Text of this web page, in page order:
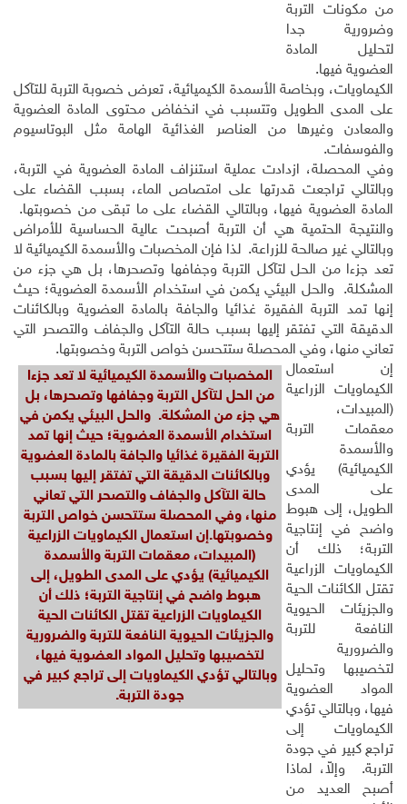
من مكونات التربة
وضرورية جدا
لتحليل المادة
العضوية فيها.
الكيماويات، وبخاصة الأسمدة الكيميائية، تعرض خصوبة التربة للتآكل
على المدى الطويل وتتسبب في انخفاض محتوى المادة العضوية
والمعادن وغيرها من العناصر الغذائية الهامة مثل البوتاسيوم
والفوسفات.
وفي المحصلة، ازدادت عملية استنزاف المادة العضوية في التربة،
وبالتالي تراجعت قدرتها على امتصاص الماء، بسبب القضاء على
المادة العضوية فيها، وبالتالي القضاء على ما تبقى من خصوبتها.
والنتيجة الحتمية هي أن التربة أصبحت عالية الحساسية للأمراض
وبالتالي غير صالحة للزراعة. لذا فإن المخصبات والأسمدة الكيميائية لا
تعد جزءا من الحل لتآكل التربة وجفافها وتصحرها، بل هي جزء من
المشكلة. والحل البيئي يكمن في استخدام الأسمدة العضوية؛ حيث
إنها تمد التربة الفقيرة غذائيا والجافة بالمادة العضوية وبالكائنات
الدقيقة التي تفتقر إليها بسبب حالة التآكل والجفاف والتصحر التي
تعاني منها، وفي المحصلة ستتحسن خواص التربة وخصوبتها.
المخصبات والأسمدة الكيميائية لا تعد جزءا
من الحل لتآكل التربة وجفافها وتصحرها، بل
هي جزء من المشكلة. والحل البيئي يكمن في
استخدام الأسمدة العضوية؛ حيث إنها تمد
التربة الفقيرة غذائيا والجافة بالمادة العضوية
وبالكائنات الدقيقة التي تفتقر إليها بسبب
حالة التآكل والجفاف والتصحر التي تعاني
منها، وفي المحصلة ستتحسن خواص التربة
وخصوبتها.إن استعمال الكيماويات الزراعية
(المبيدات، معقمات التربة والأسمدة
الكيميائية) يؤدي على المدى الطويل، إلى
هبوط واضح في إنتاجية التربة؛ ذلك أن
الكيماويات الزراعية تقتل الكائنات الحية
والجزيئات الحيوية النافعة للتربة والضرورية
لتخصيبها وتحليل المواد العضوية فيها،
وبالتالي تؤدي الكيماويات إلى تراجع كبير في
جودة التربة.
إن استعمال
الكيماويات الزراعية
(المبيدات،
معقمات التربة
والأسمدة
الكيميائية) يؤدي
على المدى
الطويل، إلى هبوط
واضح في إنتاجية
التربة؛ ذلك أن
الكيماويات الزراعية
تقتل الكائنات الحية
والجزيئات الحيوية
النافعة للتربة
والضرورية
لتخصيبها وتحليل
المواد العضوية
فيها، وبالتالي تؤدي
الكيماويات إلى
تراجع كبير في جودة
التربة. وإلاّ، لماذا
أصبح العديد من